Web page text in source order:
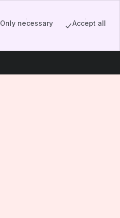
Only necessary Accept all